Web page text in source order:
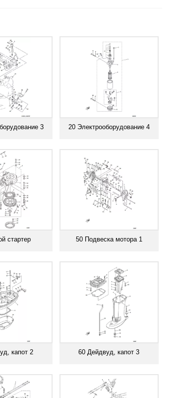
3 20 Электрооборудование 4
стартер 50 Подвеска мотора 1
капот 2 60 Дейдвуд, капот 3